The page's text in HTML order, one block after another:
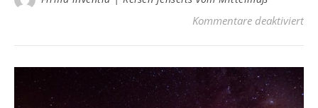
Kommentare deaktiviertfür